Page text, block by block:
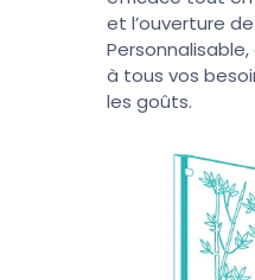
et l’ouverture
à tous vos
les goûts.